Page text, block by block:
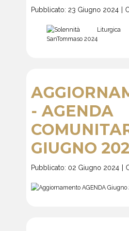
Pubblicato: 23 Giugno 2024
- AGENDA
GIUGNO
Pubblicato: 02 Giugno 2024